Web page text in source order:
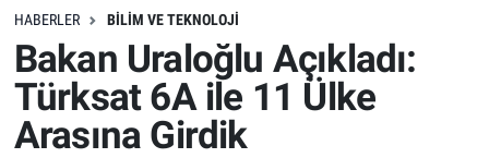
HABERLER BILIM VE TEKNOLOJI
Bakan Uraloğlu Açıkladı:
Türksat 6A ile 11 Ülke
Arasına Girdik